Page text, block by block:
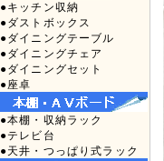
●キッチン収納
●ダストボックス
●ダイニングテーブル
●ダイニングチェア
●ダイニングセット
●座卓
●本棚・収納ラック
●テレビ台
●天井・つっぱり式ラック